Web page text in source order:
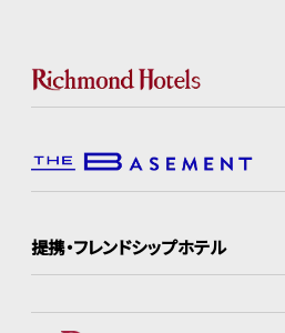
提携・フレンドシップホテル